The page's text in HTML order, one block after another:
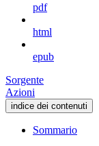
pdf
html
epub
Sorgente
Azioni
indice dei contenuti
Sommario